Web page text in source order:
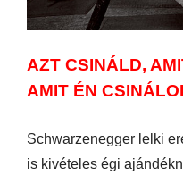
AZT CSINÁLD,
AMIT ÉN
Schwarzenegger lelki
is kivételes égi